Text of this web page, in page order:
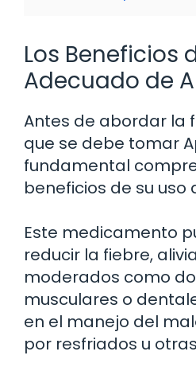
Los Beneficios
Adecuado de
Antes de abordar la
que se debe tomar
fundamental
beneficios de su uso
Este medicamento
reducir la fiebre,
moderados como
musculares o
en el manejo del
por resfriados u